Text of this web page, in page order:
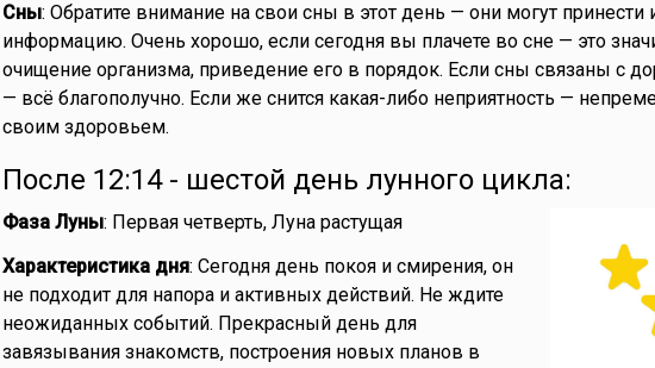
Сны: Обратите внимание на свои сны в этот день — они могут принести
информацию. Очень хорошо, если сегодня вы плачете во сне — это
очищение организма, приведение его в порядок. Если сны связаны с
— всё благополучно. Если же снится какая-либо неприятность —
своим здоровьем.
После 12:14 - шестой день лунного цикла:
Фаза Луны: Первая четверть, Луна растущая
Характеристика дня: Сегодня день покоя и смирения, он
не подходит для напора и активных действий. Не ждите
неожиданных событий. Прекрасный день для
завязывания знакомств, построения новых планов в